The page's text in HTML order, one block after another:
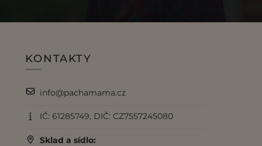
KONTAKTY
info@pachamama.cz
IČ: 61285749, DIČ: CZ7557245080
Sklad a sídlo: